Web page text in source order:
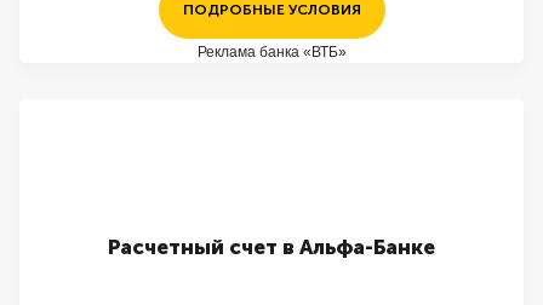
ПОДРОБНЫЕ УСЛОВИЯ
Реклама банка «ВТБ»
Расчетный счет в Альфа-Банке